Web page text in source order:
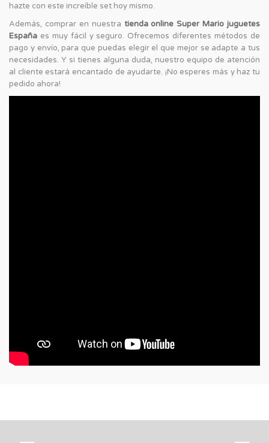
hazte con este increíble set hoy mismo.
Además, comprar en nuestra tienda online Super Mario juguetes
España es muy fácil y seguro. Ofrecemos diferentes métodos de
pago y envío, para que puedas elegir el que mejor se adapte a tus
necesidades. Y si tienes alguna duda, nuestro equipo de atención
al cliente estará encantado de ayudarte. ¡No esperes más y haz tu
pedido ahora!